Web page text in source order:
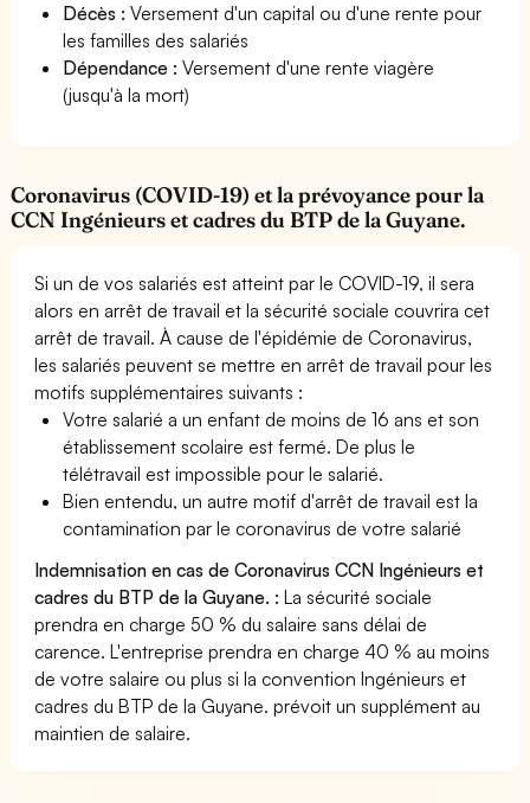
Décès : Versement d'un capital ou d'une rente pour
les familles des salariés
Dépendance : Versement d'une rente viagère
(jusqu'à la mort)
Coronavirus (COVID-19) et la prévoyance pour la
CCN Ingénieurs et cadres du BTP de la Guyane.
Si un de vos salariés est atteint par le COVID-19, il sera
alors en arrêt de travail et la sécurité sociale couvrira cet
arrêt de travail. À cause de l'épidémie de Coronavirus,
les salariés peuvent se mettre en arrêt de travail pour les
motifs supplémentaires suivants :
Votre salarié a un enfant de moins de 16 ans et son
établissement scolaire est fermé. De plus le
télétravail est impossible pour le salarié.
Bien entendu, un autre motif d'arrêt de travail est la
contamination par le coronavirus de votre salarié
Indemnisation en cas de Coronavirus CCN Ingénieurs et
cadres du BTP de la Guyane. : La sécurité sociale
prendra en charge 50 % du salaire sans délai de
carence. L'entreprise prendra en charge 40 % au moins
de votre salaire ou plus si la convention Ingénieurs et
cadres du BTP de la Guyane. prévoit un supplément au
maintien de salaire.